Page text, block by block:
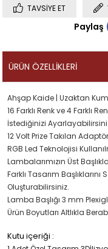
TAVSIYE ET
Paylaş
ÜRÜN ÖZELLIKLERI
Ahşap Kaide | Uzaktan
16 Farklı Renk ve 4 Farklı
İstediğinizi
12 Volt Prize Takılan
RGB Led Teknolojisi
Lambalarımızın Üst
Farklı Tasarım
Oluşturabilirsiniz.
Lamba Başlığı 3 mm
Ürün Boyutları Altlıkla
Kutu içeriği :